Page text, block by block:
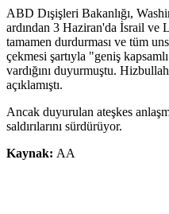
ABD Dışişleri Bakanlığı,
ardından 3 Haziran'da İsrail ve
tamamen durdurması ve tüm
çekmesi şartıyla "geniş
vardığını duyurmuştu.
açıklamıştı.
Ancak duyurulan ateşkes
saldırılarını sürdürüyor.
Kaynak: AA